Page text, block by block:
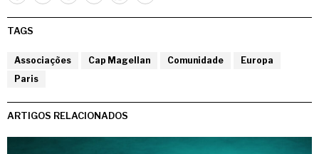
TAGS
Associações Cap Magellan Comunidade
Europa
Paris
ARTIGOS RELACIONADOS